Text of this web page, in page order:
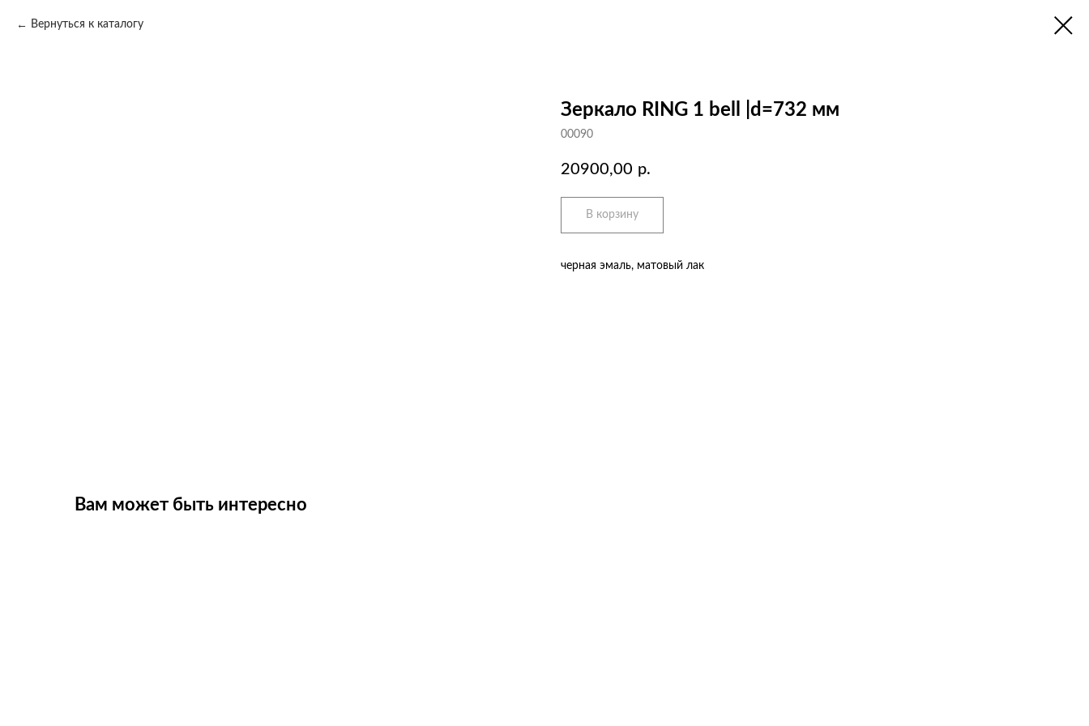
Вернуться к каталогу
Зеркало RING 1 bell |d=732 мм
00090
20900,00 р.
В корзину
черная эмаль, матовый лак
Вам может быть интересно